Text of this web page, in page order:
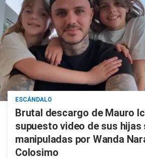
ESCÁNDALO
Brutal descargo de Mauro
supuesto video de sus hijas
manipuladas por Wanda
Colosimo